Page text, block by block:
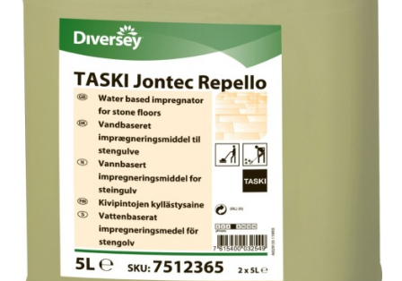
Gama de cosmetice hoteliere
Salvatore Ferragamo
Gama de cosmetice hoteliere Sense
Papuci hotel